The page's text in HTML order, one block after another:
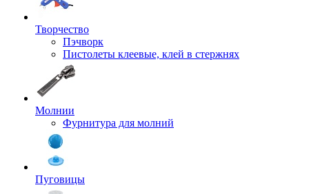
Творчество
Пэчворк
Пистолеты клеевые, клей в стержнях
Молнии
Фурнитура для молний
Пуговицы